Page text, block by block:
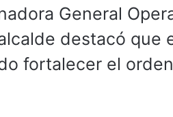
General
destacó que
fortalecer el